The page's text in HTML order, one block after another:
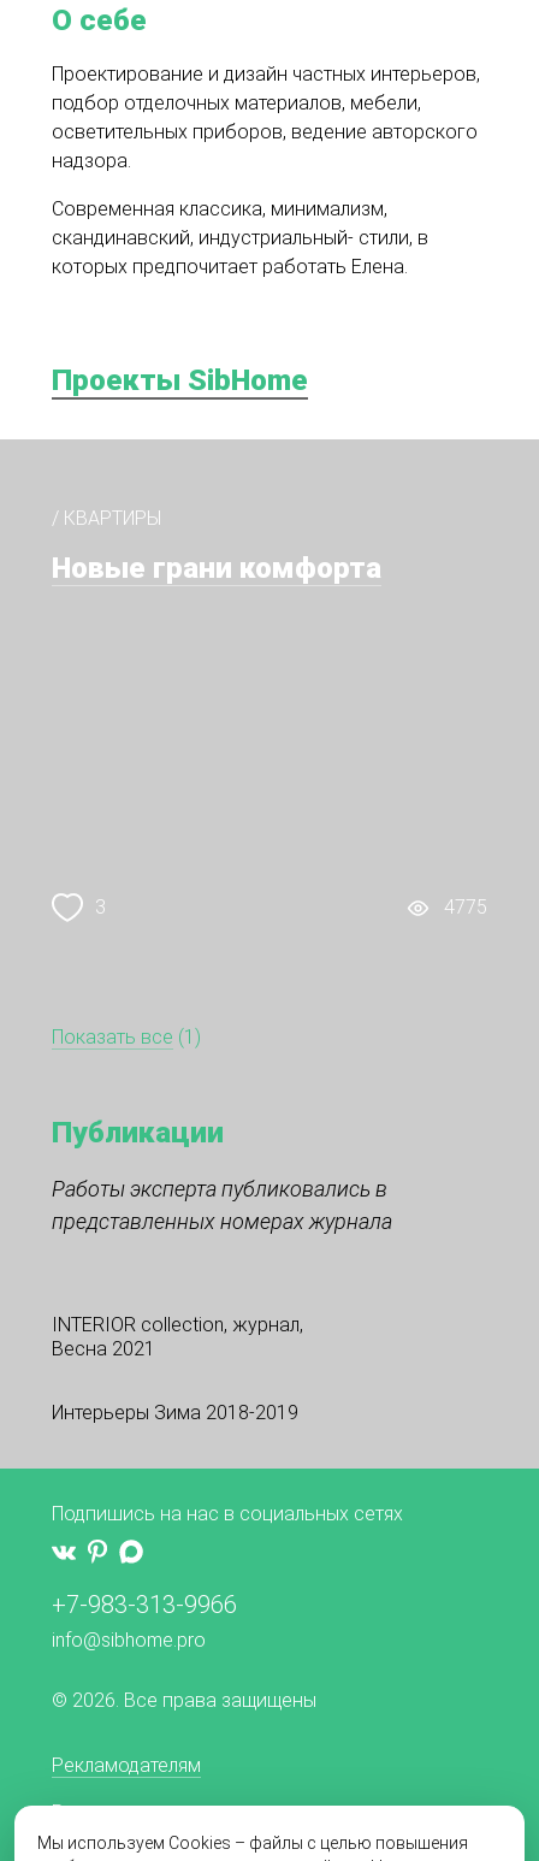
О себе
Проектирование и дизайн частных интерьеров,
подбор отделочных материалов, мебели,
осветительных приборов, ведение авторского
надзора.
Современная классика, минимализм,
скандинавский, индустриальный- стили, в
которых предпочитает работать Елена.
Проекты SibHome
/ КВАРТИРЫ
Новые грани комфорта
3 4775
Показать все (1)
Публикации
Работы эксперта публиковались в
представленных номерах журнала
INTERIOR collection, журнал,
Весна 2021
Интерьеры Зима 2018-2019
Подпишись на нас в социальных сетях
+7-983-313-9966
info@sibhome.pro
© 2026. Все права защищены
Рекламодателям
Редакционная политика
Мы используем Cookies – файлы с целью повышения